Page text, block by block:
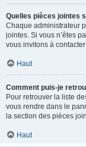
Quelles pièces jointes
Chaque administrateur
jointes. Si vous n’êtes
vous invitons à
Haut
Comment puis-je
Pour retrouver la liste
vous rendre dans le
la section des pièces
Haut